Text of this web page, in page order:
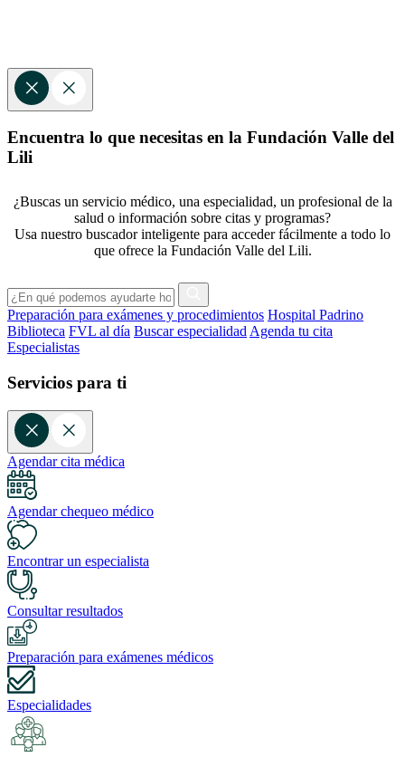
Encuentra lo que necesitas en la Fundación Valle del
Lili
¿Buscas un servicio médico, una especialidad, un profesional de la
salud o información sobre citas y programas?
Usa nuestro buscador inteligente para acceder fácilmente a todo lo
que ofrece la Fundación Valle del Lili.
Preparación para exámenes y procedimientos Hospital Padrino
Biblioteca FVL al día Buscar especialidad Agenda tu cita
Especialistas
Servicios para ti
Agendar cita médica
Agendar chequeo médico
Encontrar un especialista
Consultar resultados
Preparación para exámenes médicos
Especialidades